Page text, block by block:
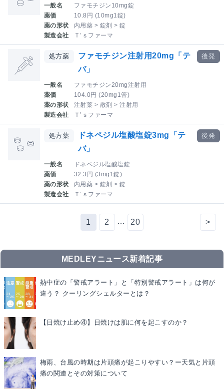
一般名
ファモチジン10mg錠
薬価
10.8円 (10mg1錠)
薬の形状
内用薬 > 錠剤 > 錠
製造会社
Ｔ’ｓファーマ
処方薬
ファモチジン注射用20mg「テ
バ」
一般名
ファモチジン20mg注射用
薬価
104.0円 (20mg1管)
薬の形状
注射薬 > 散剤 > 注射用
製造会社
Ｔ’ｓファーマ
後発
処方薬
ドネペジル塩酸塩錠3mg「テ
バ」
一般名
ドネペジル塩酸塩錠
薬価
32.3円 (3mg1錠)
薬の形状
内用薬 > 錠剤 > 錠
製造会社
Ｔ’ｓファーマ
後発
1 2 … 20 >
MEDLEYニュース新着記事
熱中症の「警戒アラート」と「特別警戒アラート」は何が
違う？ クーリングシェルターとは？
【日焼け止め④】日焼けは肌に何を起こすのか？
梅雨、台風の時期は片頭痛が起こりやすい？ー天気と片頭
痛の関連とその対策について